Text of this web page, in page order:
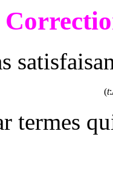
(t:
termes